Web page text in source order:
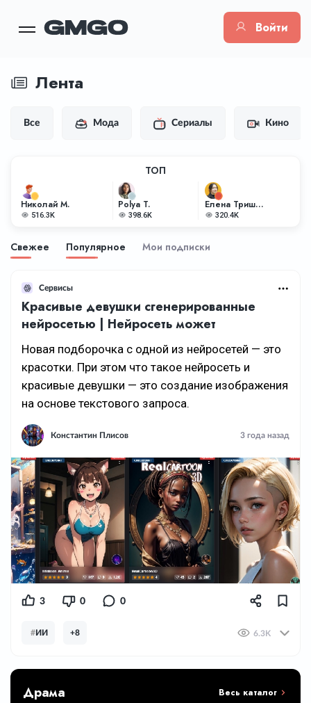
Войти
Лента
Все Мода Сериалы Кино
ТОП
Николай М.
516.3K
Polya T.
398.6K
Елена Тришкина
320.4K
Свежее Популярное Мои подписки
Сервисы
Красивые девушки сгенерированные
нейросетью | Нейросеть может
Новая подборочка с одной из нейросетей — это
красотки. При этом что такое нейросеть и
красивые девушки — это создание изображения
на основе текстового запроса.
Константин Плисов 3 года назад
3 0 0
#ИИ +8 6.3K
Драма Весь каталог